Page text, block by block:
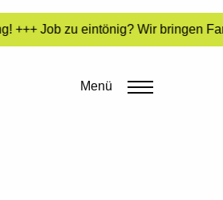
Job zu eintönig? Wir bringen
Menü